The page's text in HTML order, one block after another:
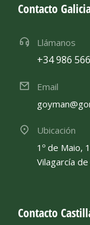
Contacto
Llámanos
+34 986
Email
Ubicación
1º de Maio,
Vilagarcía
Contacto